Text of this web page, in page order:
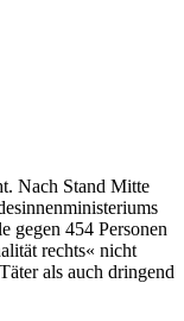
Nach Stand Mitte
gegen 454 Personen
rechts« nicht
als auch dringend